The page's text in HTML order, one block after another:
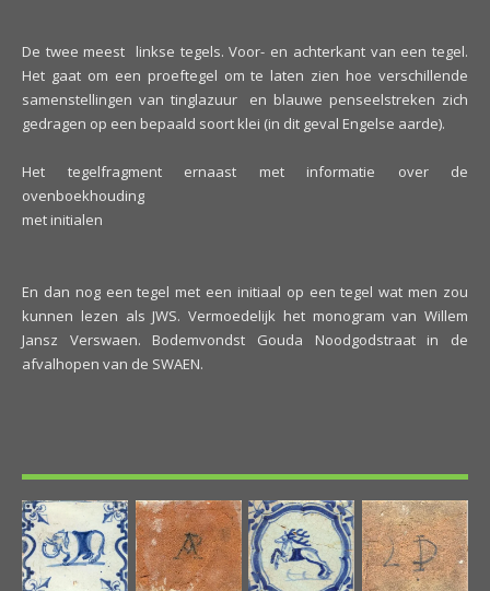
De twee meest linkse tegels. Voor- en achterkant van een tegel.
Het gaat om een proeftegel om te laten zien hoe verschillende
samenstellingen van tinglazuur en blauwe penseelstreken zich
gedragen op een bepaald soort klei (in dit geval Engelse aarde).
Het tegelfragment ernaast met informatie over de
ovenboekhouding
met initialen
En dan nog een tegel met een initiaal op een tegel wat men zou
kunnen lezen als JWS. Vermoedelijk het monogram van Willem
Jansz Verswaen. Bodemvondst Gouda Noodgodstraat in de
afvalhopen van de SWAEN.